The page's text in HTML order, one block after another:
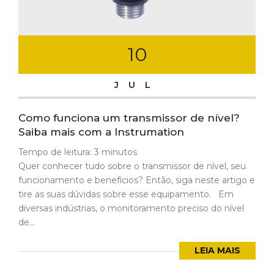
10
JUL
Como funciona um transmissor de nível?
Saiba mais com a Instrumation
Tempo de leitura: 3 minutos
Quer conhecer tudo sobre o transmissor de nível, seu
funcionamento e benefícios? Então, siga neste artigo e
tire as suas dúvidas sobre esse equipamento. Em
diversas indústrias, o monitoramento preciso do nível
de...
LEIA MAIS